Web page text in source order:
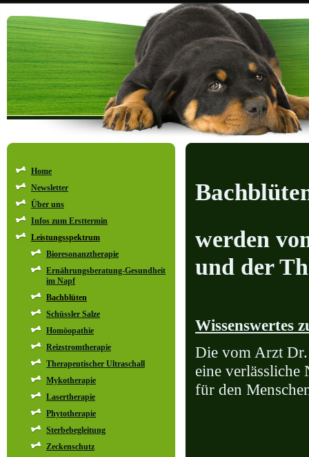
Home
Newsletter
Über uns
Infos zum Ersttermin
Leistungsspektrum
Bioresonanztherapie
Ernährungsberatung-Gesundheit
im Napf
Bachblüten
Schüssler Salze
Homöopathie
Reizstromtherapie
Therapeutischer Ultraschall
Mykotherapie
Lasertherapie
Phytotherapie
Sterbebegleitung
Zeckenschutz
werden
und der
Wissenswertes
Die vom Arzt
eine verlässliche
für den